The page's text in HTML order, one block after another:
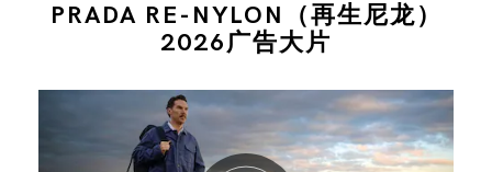
PRADA RE-NYLON（再生尼龙）
2026广告大片